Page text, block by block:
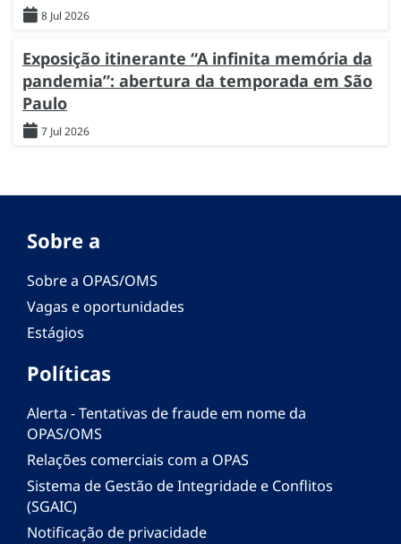
8 Jul 2026
Exposição itinerante “A infinita memória da
pandemia”: abertura da temporada em São
Paulo
7 Jul 2026
Sobre a
Sobre a OPAS/OMS
Vagas e oportunidades
Estágios
Políticas
Alerta - Tentativas de fraude em nome da
OPAS/OMS
Relações comerciais com a OPAS
Sistema de Gestão de Integridade e Conflitos
(SGAIC)
Notificação de privacidade